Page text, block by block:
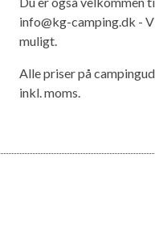
info@kg-camping.dk -
muligt.
Alle priser på
inkl. moms.